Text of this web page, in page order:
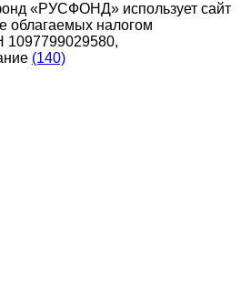
«РУСФОНД» использует сайт
облагаемых налогом
1097799029580,
(140)